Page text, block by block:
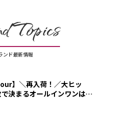
Topics
ンド最新情報
】＼再入荷！／大ヒッ
で決まるオールインワンは、